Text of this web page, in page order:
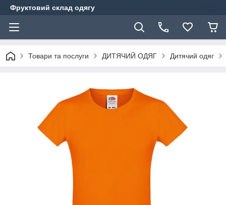
Фруктовий склад одягу
Товари та послуги ДИТЯЧИЙ ОДЯГ Дитячий одяг